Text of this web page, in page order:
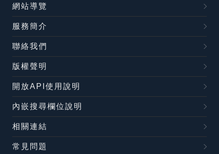
網站導覽
服務簡介
聯絡我們
版權聲明
開放API使用說明
內嵌搜尋欄位說明
相關連結
常見問題